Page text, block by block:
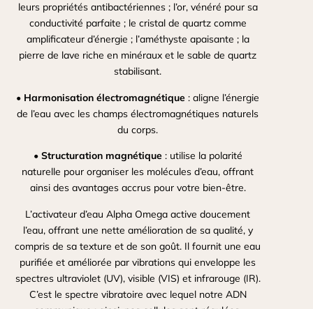
leurs propriétés antibactériennes ; l’or, vénéré pour sa
conductivité parfaite ; le cristal de quartz comme
amplificateur d’énergie ; l’améthyste apaisante ; la
pierre de lave riche en minéraux et le sable de quartz
stabilisant.
• Harmonisation électromagnétique : aligne l’énergie
de l’eau avec les champs électromagnétiques naturels
du corps.
• Structuration magnétique: utilise la polarité
naturelle pour organiser les molécules d’eau, offrant
ainsi des avantages accrus pour votre bien-être.
L’activateur d’eau Alpha Omega active doucement
l’eau, offrant une nette amélioration de sa qualité, y
compris de sa texture et de son goût. Il fournit une eau
purifiée et améliorée par vibrations qui enveloppe les
spectres ultraviolet (UV), visible (VIS) et infrarouge (IR).
C’est le spectre vibratoire avec lequel notre ADN